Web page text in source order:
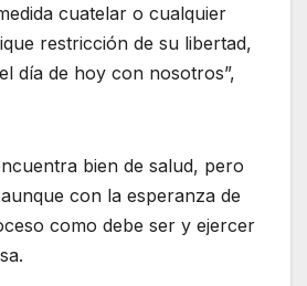
cuatelar o cualquier
restricción de su libertad,
día de hoy con nosotros”,
bien de salud, pero
con la esperanza de
como debe ser y ejercer